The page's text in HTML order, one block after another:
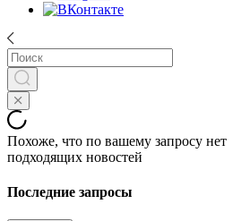
Похоже, что по вашему запросу нет
подходящих новостей
Последние запросы